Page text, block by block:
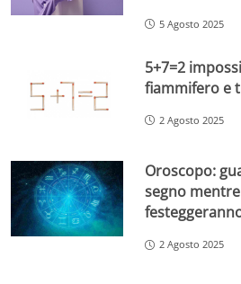
5 Agosto 2025
5+7=2
fiammifero e
2 Agosto 2025
Oroscopo:
segno
2 Agosto 2025